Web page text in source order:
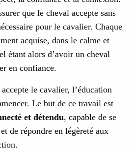
que le cheval accepte sans
pour le cavalier. Chaque
acquise, dans le calme et
étant alors d’avoir un cheval
en confiance.
le cavalier, l’éducation
Le but de ce travail est
et détendu, capable de se
de répondre en légèreté aux